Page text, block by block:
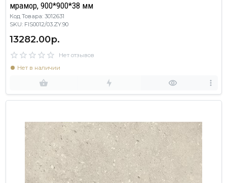
мрамор, 900*900*38 мм
Код Товара: 3012631
SKU: FIS0012/03.ZY.90
13282.00р.
Нет отзывов
Нет в наличии